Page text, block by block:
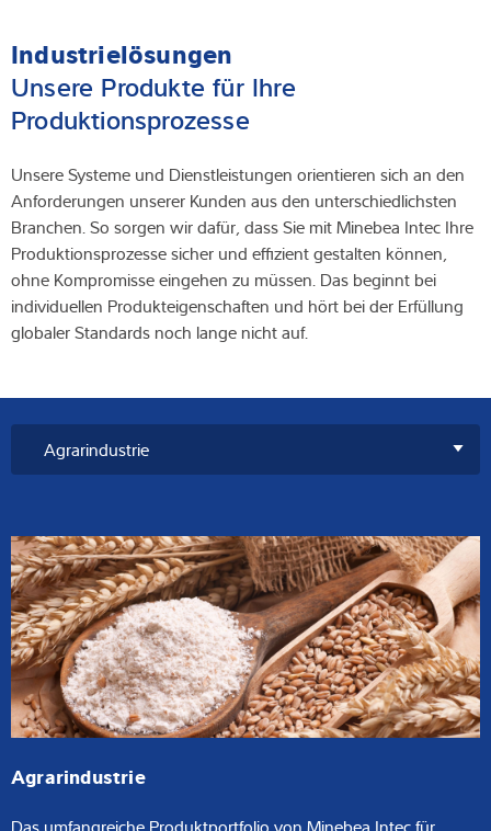
Industrielösungen
Unsere Produkte für Ihre
Produktionsprozesse
Unsere Systeme und Dienstleistungen orientieren sich an den
Anforderungen unserer Kunden aus den unterschiedlichsten
Branchen. So sorgen wir dafür, dass Sie mit Minebea Intec Ihre
Produktionsprozesse sicher und effizient gestalten können,
ohne Kompromisse eingehen zu müssen. Das beginnt bei
individuellen Produkteigenschaften und hört bei der Erfüllung
globaler Standards noch lange nicht auf.
Agrarindustrie